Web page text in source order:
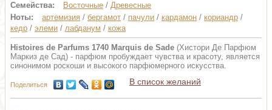
Семейства:
Восточные / Древесные
Ноты:
артемизия / бергамот / пачули / кардамон / кориандр /
кедр / элеми / лабданум / кожа
Histoires de Parfums 1740 Marquis de Sade (Хистори Де Парфюм
Маркиз де Сад) - парфюм пробуждает чувства и красоту, является
синонимом роскоши и высокого парфюмерного искусства.
Поделиться В список желаний